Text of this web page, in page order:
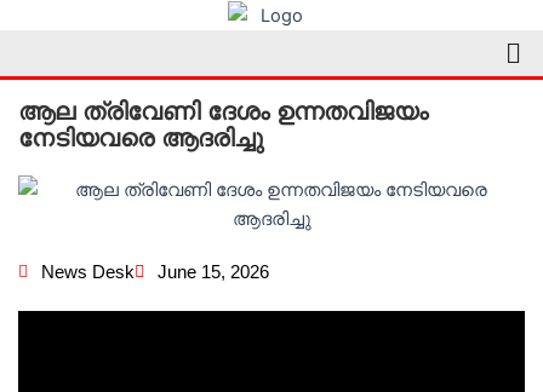
content
ആല ത്രിവേണി ദേശം ഉന്നതവിജയം
നേടിയവരെ ആദരിച്ചു
News Desk June 15, 2026